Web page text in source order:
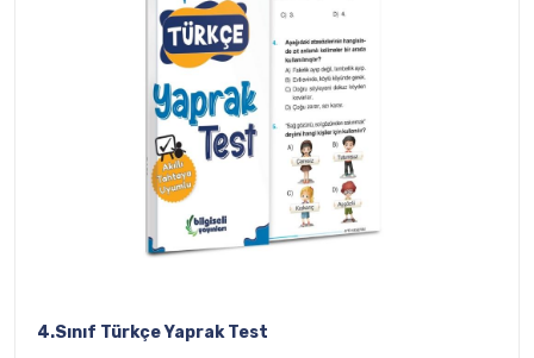
4.Sınıf Türkçe Yaprak Test